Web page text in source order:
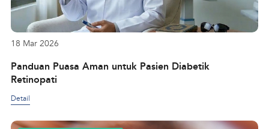
18 Mar 2026
Panduan Puasa Aman untuk Pasien Diabetik
Retinopati
Detail